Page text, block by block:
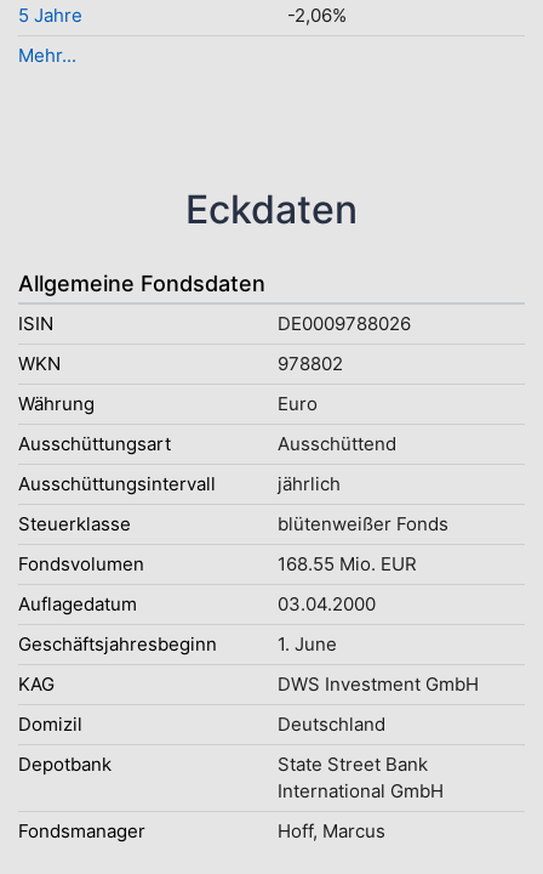
5 Jahre
-2,06%
Mehr...
Eckdaten
Allgemeine Fondsdaten
ISIN
DE0009788026
WKN
978802
Währung
Euro
Ausschüttungsart
Ausschüttend
Ausschüttungsintervall
jährlich
Steuerklasse
blütenweißer Fonds
Fondsvolumen
168.55 Mio. EUR
Auflagedatum
03.04.2000
Geschäftsjahresbeginn
1. June
KAG
DWS Investment GmbH
Domizil
Deutschland
Depotbank
State Street Bank
International GmbH
Fondsmanager
Hoff, Marcus